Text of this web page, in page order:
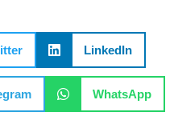
LinkedIn
WhatsApp